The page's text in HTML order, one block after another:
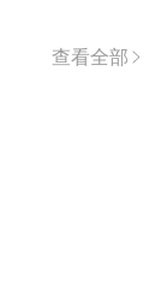
查看全部